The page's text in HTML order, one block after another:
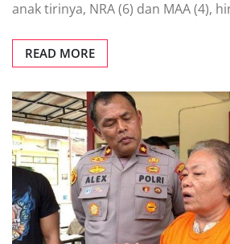
anak tirinya, NRA (6) dan MAA (4),
READ MORE